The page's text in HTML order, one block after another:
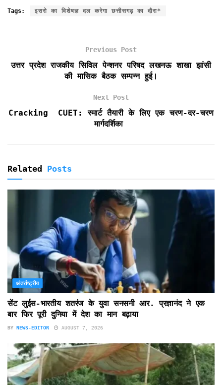
c
k
i
a
a
p
i
i
r
i
e
d
y
a
Tags: इसरो का विशेषज्ञ दल करेगा छत्तीसगढ़ का दौरा*
Previous Post
उत्तर प्रदेश राजकीय सिविल पेन्शनर परिषद लखनऊ शाखा झांसी
की मासिक बैठक सम्पन्न हुई।
Next Post
Cracking CUET: स्मार्ट तैयारी के लिए एक चरण-दर-चरण
मार्गदर्शिका
Related Posts
अंतर्राष्ट्रीय
सेंट लुईस-भारतीय शतरंज के युवा सनसनी आर. प्रज्ञानंद ने एक
बार फिर पूरी दुनिया में देश का मान बढ़ाया
BY NEWS-EDITOR AUGUST 7, 2026